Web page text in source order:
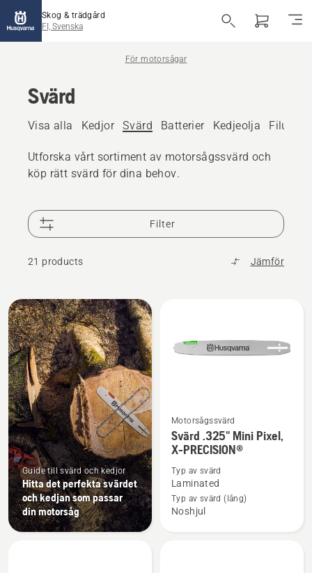
Skog & trädgård
FI, Svenska
För motorsågar
Svärd
Visa alla Kedjor Svärd Batterier Kedjeolja
Utforska vårt sortiment av motorsågssvärd och
köp rätt svärd för dina behov.
Filter
21 products Jämför
Alla
produkter
Guide till svärd och kedjor
Hitta det perfekta svärdet
och kedjan som passar
din motorsåg
Se
mer
information
om
Svärd
.325"
Motorsågssvärd
Svärd .325" Mini Pixel,
X-PRECISION®
Typ av svärd
Laminated
Typ av svärd (lång)
Noshjul